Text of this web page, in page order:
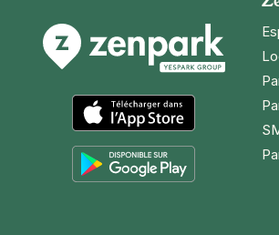
Réserver
+
App Store